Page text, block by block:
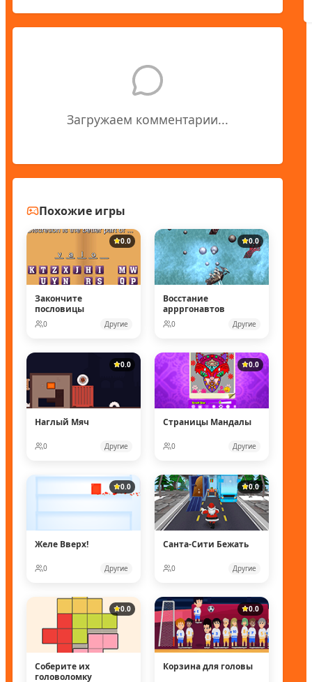
Загружаем комментарии...
Похожие игры
0.0
Закончите
пословицы
0 Другие
0.0
Восстание
аррргонавтов
0 Другие
0.0
Наглый Мяч
0 Другие
0.0
Страницы Мандалы
0 Другие
0.0
Желе Вверх!
0 Другие
0.0
Санта-Сити Бежать
0 Другие
0.0
Соберите их
головоломку
0.0
Корзина для головы